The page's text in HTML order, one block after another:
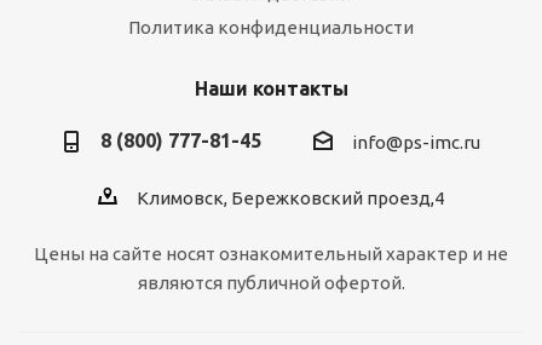
Политика конфиденциальности
Наши контакты
8 (800) 777-81-45 info@ps-imc.ru
Климовск, Бережковский проезд,4
Цены на сайте носят ознакомительный характер и не
являются публичной офертой.